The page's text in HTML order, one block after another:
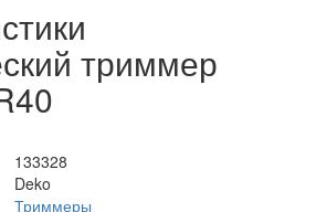
триммер
133328
Deko
Триммеры